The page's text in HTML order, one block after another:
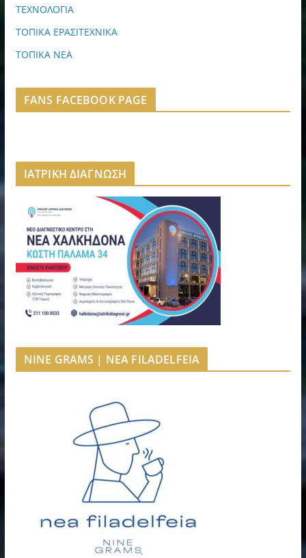
ΤΕΧΝΟΛΟΓΙΑ
ΤΟΠΙΚΑ ΕΡΑΣΙΤΕΧΝΙΚΑ
ΤΟΠΙΚΑ ΝΕΑ
FANS FACEBOOK PAGE
ΙΑΤΡΙΚΗ ΔΙΑΓΝΩΣΗ
NINE GRAMS | NEA FILADELFEIA